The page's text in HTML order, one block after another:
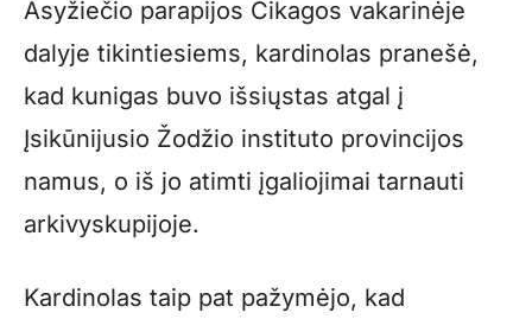
Asyžiečio parapijos Čikagos vakarinėje
dalyje tikintiesiems, kardinolas pranešė,
kad kunigas buvo išsiųstas atgal į
Įsikūnijusio Žodžio instituto provincijos
namus, o iš jo atimti įgaliojimai tarnauti
arkivyskupijoje.
Kardinolas taip pat pažymėjo, kad